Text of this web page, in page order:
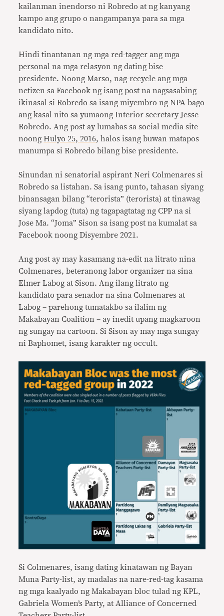
kailanman inendorso ni Robredo at ng kanyang
kampo ang grupo o nangampanya para sa mga
kandidato nito.
Hindi tinantanan ng mga red-tagger ang mga
personal na mga relasyon ng dating bise
presidente. Noong Marso, nag-recycle ang mga
netizen sa Facebook ng isang post na nagsasabing
ikinasal si Robredo sa isang miyembro ng NPA bago
ang kasal nito sa yumaong Interior secretary Jesse
Robredo. Ang post ay lumabas sa social media site
noongHulyo 25, 2016, halos isang buwan matapos
manumpa si Robredo bilang bise presidente.
Sinundan ni senatorial aspirant Neri Colmenares si
Robredo sa listahan. Sa isang punto, tahasan siyang
binansagan bilang “terorista” (terorista) at tinawag
siyang lapdog (tuta) ng tagapagtatag ng CPP na si
Jose Ma. “Joma” Sison sa isang post na kumalat sa
Facebook noong Disyembre 2021.
Ang post ay may kasamang na-edit na litrato nina
Colmenares, beteranong labor organizer na sina
Elmer Labog at Sison. Ang ilang litrato ng
kandidato para senador na sina Colmenares at
Labog – parehong tumatakbo sa ilalim ng
Makabayan Coalition – ay inedit upang magkaroon
ng sungay na cartoon. Si Sison ay may mga sungay
ni Baphomet, isang karakter ng occult.
Si Colmenares, isang dating kinatawan ng Bayan
Muna Party-list, ay madalas na nare-red-tag kasama
ng mga kaalyado ng Makabayan bloc tulad ng KPL,
Gabriela Women’s Party, at Alliance of Concerned